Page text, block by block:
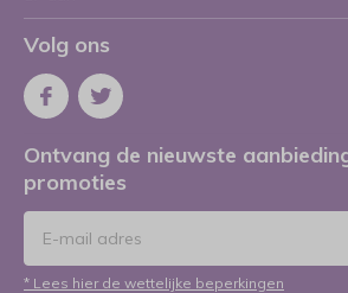
Volg ons
Ontvang de nieuwste
promoties
* Lees hier de wettelijke beperkingen